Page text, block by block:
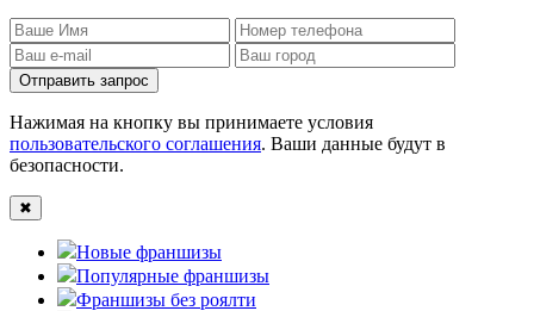
Отправить запрос
Нажимая на кнопку вы принимаете условия
пользовательского соглашения. Ваши данные будут в
безопасности.
✖
Новые франшизы
Популярные франшизы
Франшизы без роялти